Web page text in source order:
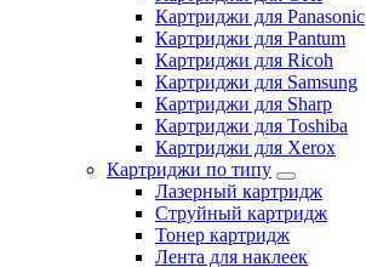
Картриджи для Panasonic
Картриджи для Pantum
Картриджи для Ricoh
Картриджи для Samsung
Картриджи для Sharp
Картриджи для Toshiba
Картриджи для Xerox
Картриджи по типу
Лазерный картридж
Струйный картридж
Тонер картридж
Лента для наклеек